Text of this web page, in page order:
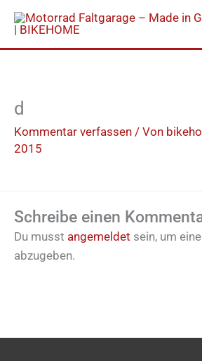
Zum
Inhalt
springen
d
Kommentar verfassen / Von
2015
Schreibe einen
Du musst angemeldet sein, um
abzugeben.